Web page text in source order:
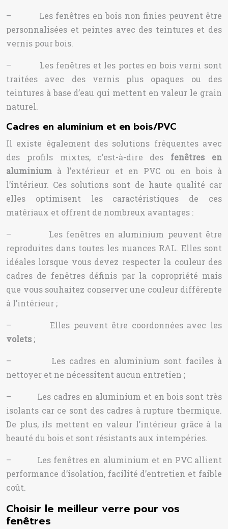
– Les fenêtres en bois non finies peuvent être
personnalisées et peintes avec des teintures et des
vernis pour bois.
– Les fenêtres et les portes en bois verni sont
traitées avec des vernis plus opaques ou des
teintures à base d’eau qui mettent en valeur le grain
naturel.
Cadres en aluminium et en bois/PVC
Il existe également des solutions fréquentes avec
des profils mixtes, c’est-à-dire des fenêtres en
aluminium à l’extérieur et en PVC ou en bois à
l’intérieur. Ces solutions sont de haute qualité car
elles optimisent les caractéristiques de ces
matériaux et offrent de nombreux avantages :
– Les fenêtres en aluminium peuvent être
reproduites dans toutes les nuances RAL. Elles sont
idéales lorsque vous devez respecter la couleur des
cadres de fenêtres définis par la copropriété mais
que vous souhaitez conserver une couleur différente
à l’intérieur ;
– Elles peuvent être coordonnées avec les
volets ;
– Les cadres en aluminium sont faciles à
nettoyer et ne nécessitent aucun entretien ;
– Les cadres en aluminium et en bois sont très
isolants car ce sont des cadres à rupture thermique.
De plus, ils mettent en valeur l’intérieur grâce à la
beauté du bois et sont résistants aux intempéries.
– Les fenêtres en aluminium et en PVC allient
performance d’isolation, facilité d’entretien et faible
coût.
Choisir le meilleur verre pour vos
fenêtres